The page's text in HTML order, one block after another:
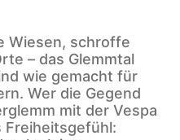
Wiesen, schroffe
– das Glemmtal
wie gemacht für
Wer die Gegend
mit der Vespa